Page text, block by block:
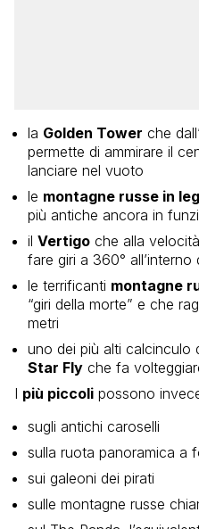
la Golden Tower che
permette di ammirare il
lanciare nel vuoto
le montagne russe in
più antiche ancora in
il Vertigo che alla
fare giri a 360° all’interno
le terrificanti montagne
“giri della morte” e che
metri
uno dei più alti calcinculo
Star Fly che fa
I più piccoli possono
sugli antichi caroselli
sulla ruota panoramica a
sui galeoni dei pirati
sulle montagne russe